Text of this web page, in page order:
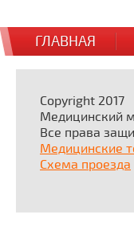
ГЛАВНАЯ
Copyright 2017
Медицинский
Все права
Медицинские
Схема проезда